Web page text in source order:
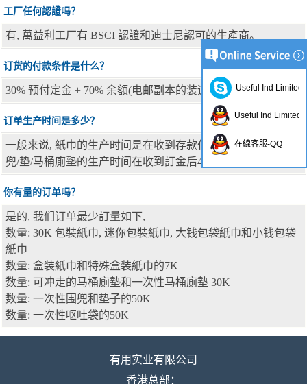
工厂任何認證吗？
有, 萬益利工厂有 BSCI 認證和迪士尼認可的生產商。
订货的付款条件是什么？
30% 预付定金 + 70% 余额(电邮副本的装运单据)
订单生产时间是多少？
一般来说, 紙巾的生产时间是在收到存款付款后30天左右。围
兜/垫/马桶廁墊的生产时间在收到訂金后45-50 天左右。
你有量的订单吗？
是的, 我们订单最少訂量如下,
数量: 30K 包裝紙巾, 迷你包裝紙巾, 大钱包袋紙巾和小钱包袋
紙巾
数量: 盒装紙巾和特殊盒装紙巾的7K
数量: 可冲走的马桶廁墊和一次性马桶廁墊 30K
数量: 一次性围兜和垫子的50K
数量: 一次性呕吐袋的50K
有用实业有限公司
香港总部：
Useful Ind Limited
Useful Ind Limited
在線客服-QQ